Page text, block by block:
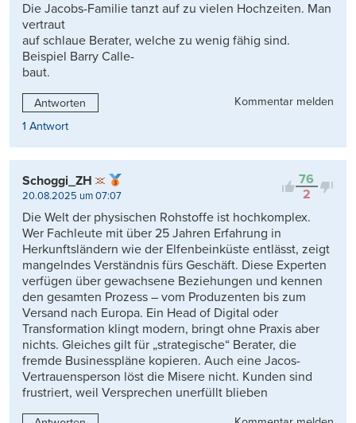
Die Jacobs-Familie tanzt auf zu vielen Hochzeiten. Man
vertraut
auf schlaue Berater, welche zu wenig fähig sind.
Beispiel Barry Calle-
baut.
Antworten
Kommentar melden
1 Antwort
76
2
Schoggi_ZH
20.08.2025 um 07:07
Die Welt der physischen Rohstoffe ist hochkomplex.
Wer Fachleute mit über 25 Jahren Erfahrung in
Herkunftsländern wie der Elfenbeinküste entlässt, zeigt
mangelndes Verständnis fürs Geschäft. Diese Experten
verfügen über gewachsene Beziehungen und kennen
den gesamten Prozess – vom Produzenten bis zum
Versand nach Europa. Ein Head of Digital oder
Transformation klingt modern, bringt ohne Praxis aber
nichts. Gleiches gilt für „strategische“ Berater, die
fremde Businesspläne kopieren. Auch eine Jacos-
Vertrauensperson löst die Misere nicht. Kunden sind
frustriert, weil Versprechen unerfüllt blieben